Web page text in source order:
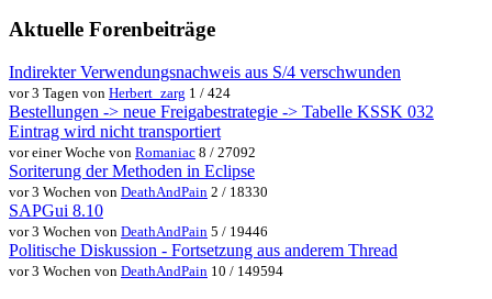
Aktuelle Forenbeiträge
Indirekter Verwendungsnachweis aus S/4 verschwunden
vor 3 Tagen von Herbert_zarg 1 / 424
Bestellungen -> neue Freigabestrategie -> Tabelle KSSK 032
Eintrag wird nicht transportiert
vor einer Woche von Romaniac 8 / 27092
Soriterung der Methoden in Eclipse
vor 3 Wochen von DeathAndPain 2 / 18330
SAPGui 8.10
vor 3 Wochen von DeathAndPain 5 / 19446
Politische Diskussion - Fortsetzung aus anderem Thread
vor 3 Wochen von DeathAndPain 10 / 149594